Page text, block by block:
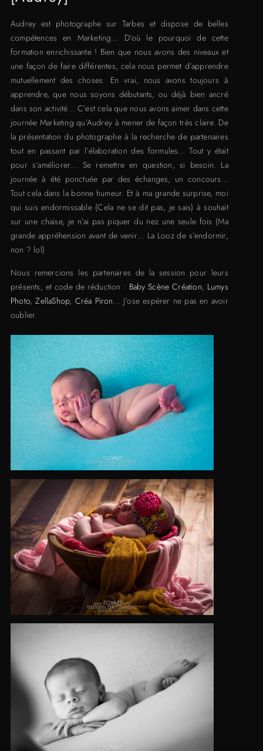
Audrey est photographe sur Tarbes et dispose de belles
compétences en Marketing… D’où le pourquoi de cette
formation enrichissante ! Bien que nous avons des niveaux et
une façon de faire différentes, cela nous permet d’apprendre
mutuellement des choses. En vrai, nous avons toujours à
apprendre, que nous soyons débutants, ou déjà bien ancré
dans son activité… C’est cela que nous avons aimer dans cette
journée Marketing qu’Audrey à mener de façon très claire. De
la présentation du photographe à la recherche de partenaires
tout en passant par l’élaboration des formules… Tout y était
pour s’améliorer… Se remettre en question, si besoin. La
journée à été ponctuée par des échanges, un concours…
Tout cela dans la bonne humeur. Et à ma grande surprise, moi
qui suis endormissable (Cela ne se dit pas, je sais) à souhait
sur une chaise, je n’ai pas piquer du nez une seule fois (Ma
grande appréhension avant de venir… La Looz de s’endormir,
non ? lol)
Nous remercions les partenaires de la session pour leurs
présents, et code de réduction : Baby Scène Création, Lumys
Photo,ZellaShop, Créa Piron… J’ose espérer ne pas en avoir
oublier.